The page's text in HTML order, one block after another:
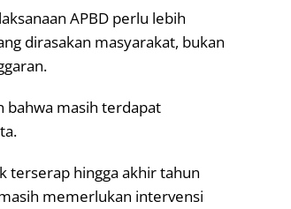
APBD perlu lebih
dirasakan masyarakat, bukan
bahwa masih terdapat
terserap hingga akhir tahun
memerlukan intervensi